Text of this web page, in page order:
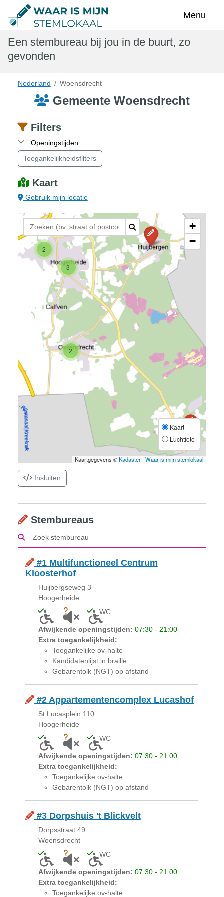
Toggle
Menu
Een stembureau bij jou in de buurt, zo
gevonden
Nederland Woensdrecht
Gemeente Woensdrecht
Filters
Openingstijden
Toegankelijkheidsfilters
Kaart
Gebruik mijn locatie
2
2
3
+
−
Kaart
Luchtfoto
Kaartgegevens ©Kadaster |Waar is mijn stemlokaal
Insluiten
Stembureaus
#1 Multifunctioneel Centrum
Kloosterhof
Huijbergseweg 3
Hoogerheide
Toegankelijk voor mensen met een lichamelijke
Onbekend of akoestiek niet geschikt is voor
WC
Afwijkende openingstijden: 07:30 - 21:00
Extra toegankelijkheid:
Toegankelijke ov-halte
Kandidatenlijst in braille
Gebarentolk (NGT) op afstand
#2 Appartementencomplex Lucashof
St Lucasplein 110
Hoogerheide
Toegankelijk voor mensen met een lichamelijke
Onbekend of akoestiek niet geschikt is voor
WC
Afwijkende openingstijden: 07:30 - 21:00
Extra toegankelijkheid:
Toegankelijke ov-halte
Gebarentolk (NGT) op afstand
#3 Dorpshuis 't Blickvelt
Dorpsstraat 49
Woensdrecht
Toegankelijk voor mensen met een lichamelijke
Onbekend of akoestiek niet geschikt is voor
WC
Afwijkende openingstijden: 07:30 - 21:00
Extra toegankelijkheid:
Toegankelijke ov-halte